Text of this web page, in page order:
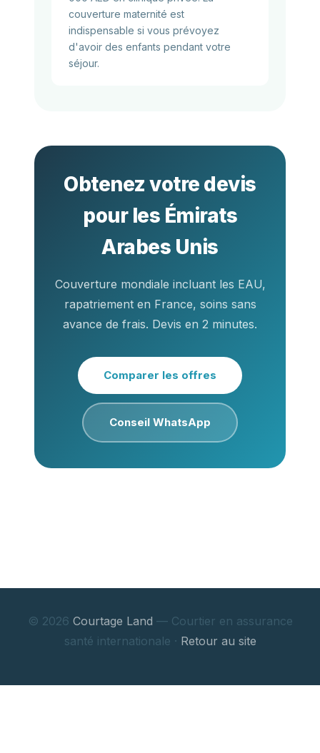
couverture maternité est
indispensable si vous prévoyez
d'avoir des enfants pendant votre
séjour.
Obtenez votre devis
pour les Émirats
Arabes Unis
Couverture mondiale incluant les EAU,
rapatriement en France, soins sans
avance de frais. Devis en 2 minutes.
Comparer les offres
Conseil WhatsApp
© 2026 Courtage Land — Courtier en assurance
santé internationale · Retour au site